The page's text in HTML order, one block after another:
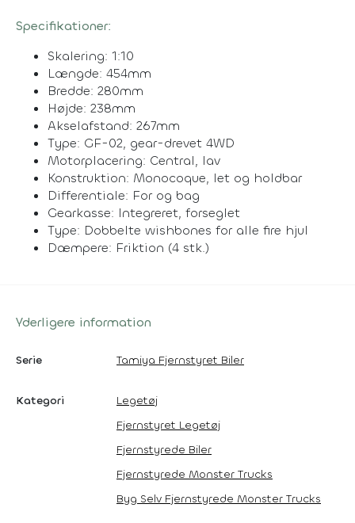
Specifikationer:
Skalering: 1:10
Længde: 454mm
Bredde: 280mm
Højde: 238mm
Akselafstand: 267mm
Type: GF-02, gear-drevet 4WD
Motorplacering: Central, lav
Konstruktion: Monocoque, let og holdbar
Differentiale: For og bag
Gearkasse: Integreret, forseglet
Type: Dobbelte wishbones for alle fire hjul
Dæmpere: Friktion (4 stk.)
Yderligere information
Serie Tamiya Fjernstyret Biler
Kategori
Legetøj
Fjernstyret Legetøj
Fjernstyrede Biler
Fjernstyrede Monster Trucks
Byg Selv Fjernstyrede Monster Trucks